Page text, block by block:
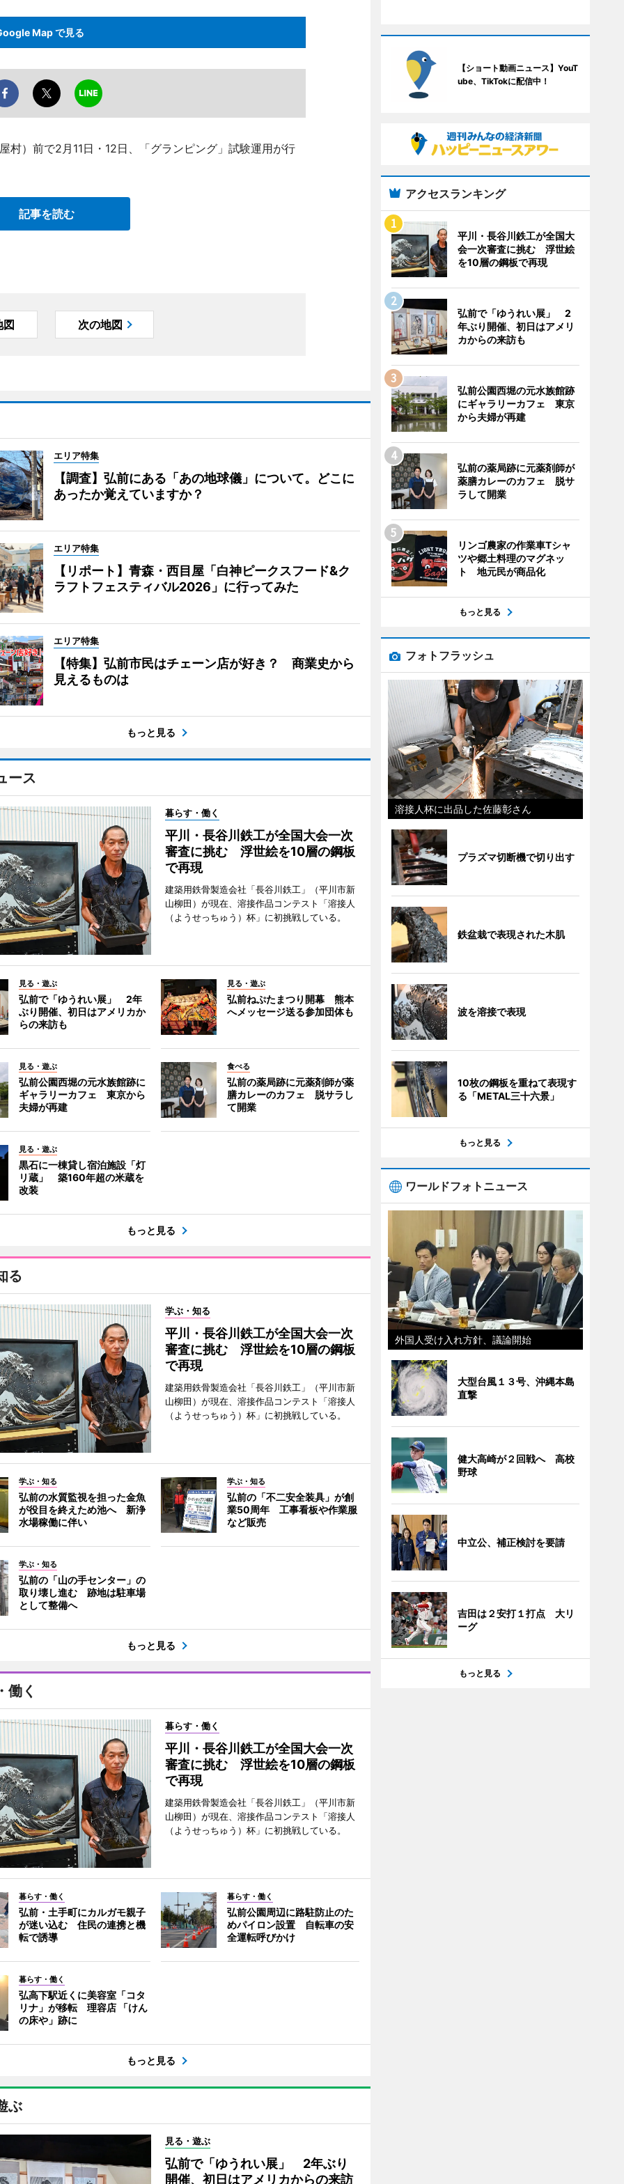
Map で見る
村）前で2月11日・12日、「グランピング」試験運用が行
記事を読む
図 次の地図
エリア特集
【調査】弘前にある「あの地球儀」について。どこに
あったか覚えていますか？
エリア特集
【リポート】青森・西目屋「白神ピークスフード&ク
ラフトフェスティバル2026」に行ってみた
エリア特集
【特集】弘前市民はチェーン店が好き？ 商業史から
見えるものは
もっと見る
ース
暮らす・働く
平川・長谷川鉄工が全国大会一次
審査に挑む 浮世絵を10層の鋼板
で再現
建築用鉄骨製造会社「長谷川鉄工」（平川市新
山柳田）が現在、溶接作品コンテスト「溶接人
（ようせっちゅう）杯」に初挑戦している。
見る・遊ぶ
弘前で「ゆうれい展」 2年
ぶり開催、初日はアメリカか
らの来訪も
見る・遊ぶ
弘前ねぷたまつり開幕 熊本
へメッセージ送る参加団体も
見る・遊ぶ
弘前公園西堀の元水族館跡に
ギャラリーカフェ 東京から
夫婦が再建
食べる
弘前の薬局跡に元薬剤師が薬
膳カレーのカフェ 脱サラし
て開業
見る・遊ぶ
黒石に一棟貸し宿泊施設「灯
リ蔵」 築160年超の米蔵を
改装
もっと見る
る
学ぶ・知る
平川・長谷川鉄工が全国大会一次
審査に挑む 浮世絵を10層の鋼板
で再現
建築用鉄骨製造会社「長谷川鉄工」（平川市新
山柳田）が現在、溶接作品コンテスト「溶接人
（ようせっちゅう）杯」に初挑戦している。
学ぶ・知る
弘前の水質監視を担った金魚
が役目を終えため池へ 新浄
水場稼働に伴い
学ぶ・知る
弘前の「不二安全装具」が創
業50周年 工事看板や作業服
など販売
学ぶ・知る
弘前の「山の手センター」の
取り壊し進む 跡地は駐車場
として整備へ
もっと見る
働く
暮らす・働く
平川・長谷川鉄工が全国大会一次
審査に挑む 浮世絵を10層の鋼板
で再現
建築用鉄骨製造会社「長谷川鉄工」（平川市新
山柳田）が現在、溶接作品コンテスト「溶接人
（ようせっちゅう）杯」に初挑戦している。
暮らす・働く
弘前・土手町にカルガモ親子
が迷い込む 住民の連携と機
転で誘導
暮らす・働く
弘前公園周辺に路駐防止のた
めパイロン設置 自転車の安
全運転呼びかけ
暮らす・働く
弘高下駅近くに美容室「コタ
リナ」が移転 理容店 「けん
の床や」跡に
もっと見る
ぶ
見る・遊ぶ
弘前で「ゆうれい展」 2年ぶり
開催、初日はアメリカからの来訪
【ショート動画ニュース】YouT
ube、TikTokに配信中！
アクセスランキング
平川・長谷川鉄工が全国大
会一次審査に挑む 浮世絵
を10層の鋼板で再現
弘前で「ゆうれい展」 2
年ぶり開催、初日はアメリ
カからの来訪も
弘前公園西堀の元水族館跡
にギャラリーカフェ 東京
から夫婦が再建
弘前の薬局跡に元薬剤師が
薬膳カレーのカフェ 脱サ
ラして開業
リンゴ農家の作業車Tシャ
ツや郷土料理のマグネッ
ト 地元民が商品化
もっと見る
フォトフラッシュ
溶接人杯に出品した佐藤彰さん
プラズマ切断機で切り出す
鉄盆栽で表現された木肌
波を溶接で表現
10枚の鋼板を重ねて表現す
る「METAL三十六景」
もっと見る
ワールドフォトニュース
外国人受け入れ方針、議論開始
大型台風１３号、沖縄本島
直撃
健大高崎が２回戦へ 高校
野球
中立公、補正検討を要請
吉田は２安打１打点 大リ
ーグ
もっと見る